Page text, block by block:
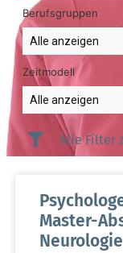
Berufsgruppen
Zeitmodell
Alle Filter
Master-